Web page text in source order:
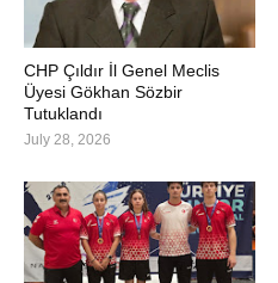
CHP Çıldır İl Genel Meclis
Üyesi Gökhan Sözbir
Tutuklandı
July 28, 2026